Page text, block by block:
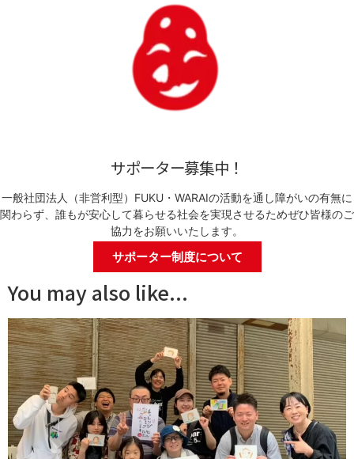
サポーター募集中！
一般社団法人（非営利型）FUKU・WARAIの活動を通し障がいの有無に
関わらず、誰もが安心して暮らせる社会を実現させるためぜひ皆様のご
協力をお願いいたします。
サポーター制度について
You may also like...